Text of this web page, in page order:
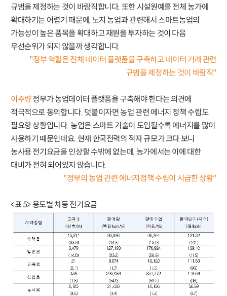
규범을 제정하는 것이 바람직합니다. 또한 시설원예를 전체 농가에
확대하기는 어렵기 때문에, 노지 농업과 관련해서 스마트농업의
가능성이 높은 품목을 확대하고 재원을 투자하는 것이 다음
우선순위가 되지 않을까 생각합니다.
"정부 역할은 전체 데이터 플랫폼을 구축하고 데이터 거래 관련
규범을 제정하는 것이 바람직"
이주량정부가 농업데이터 플랫폼을 구축해야 한다는 의견에
적극적으로 동의합니다. 덧붙이자면 농업 관련 에너지 정책 수립도
필요항 상황입니다. 농업은 스마트 기술이 도입될수록 에너지를 많이
사용하기 때문인데요. 현재 한국전력의 적자 규모가 크다 보니
농사용 전기요금을 인상할 수밖에 없는데, 농가에서는 이에 대한
대비가 전혀 되어있지 않습니다.
"정부의 농업 관련 에너지정책 수립이 시급한 상황"
<표 5> 용도별 차등 전기요금